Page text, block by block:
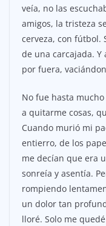
veía, no las
amigos, la tristeza
cerveza, con fútbol.
de una carcajada.
por fuera,
No fue hasta
a quitarme cosas,
Cuando murió mi
entierro, de los
me decían que era
sonreía y asentía.
rompiendo
un dolor tan
lloré. Solo me